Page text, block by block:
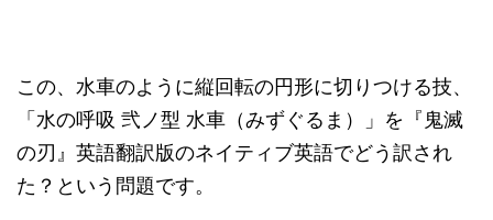
この、水車のように縦回転の円形に切りつける技、
「水の呼吸 弐ノ型 水車（みずぐるま）」を『鬼滅
の刃』英語翻訳版のネイティブ英語でどう訳され
た？という問題です。